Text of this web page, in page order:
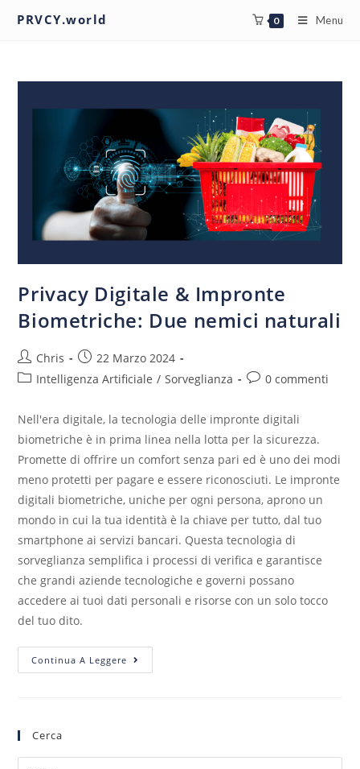
PRVCY.world 0 Menu
Privacy Digitale & Impronte
Biometriche: Due nemici naturali
Chris
22 Marzo 2024
Intelligenza Artificiale / Sorveglianza 0 commenti
Nell'era digitale, la tecnologia delle impronte digitali
biometriche è in prima linea nella lotta per la sicurezza.
Promette di offrire un comfort senza pari ed è uno dei modi
meno protetti per pagare e essere riconosciuti. Le impronte
digitali biometriche, uniche per ogni persona, aprono un
mondo in cui la tua identità è la chiave per tutto, dal tuo
smartphone ai servizi bancari. Questa tecnologia di
sorveglianza semplifica i processi di verifica e garantisce
che grandi aziende tecnologiche e governi possano
accedere ai tuoi dati personali e risorse con un solo tocco
del tuo dito.
Continua A Leggere
Cerca